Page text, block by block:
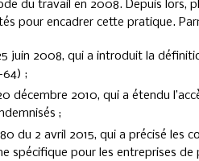
du travail en 2008. Depuis lors,
pour encadrer cette pratique.
juin 2008, qui a introduit la
64) ;
décembre 2010, qui a étendu
;
du 2 avril 2015, qui a précisé les
spécifique pour les entreprises de